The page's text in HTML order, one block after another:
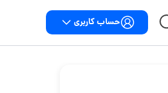
حساب کاربری